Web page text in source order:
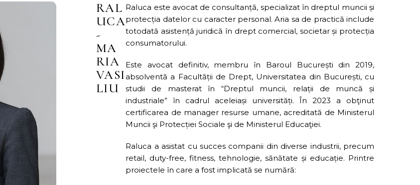
RAL
UCA
-
MA
RIA
VASI
LIU
Raluca este avocat de consultanță, specializat în dreptul muncii și
protecția datelor cu caracter personal. Aria sa de practică include
totodată asistență juridică în drept comercial, societar și protecția
consumatorului.
Este avocat definitiv, membru în Baroul București din 2019,
absolventă a Facultății de Drept, Universitatea din București, cu
studii de masterat în “Dreptul muncii, relații de muncă și
industriale” în cadrul aceleiași universități. În 2023 a obţinut
certificarea de manager resurse umane, acreditată de Ministerul
Muncii şi Protecției Sociale şi de Ministerul Educaţiei.
Raluca a asistat cu succes companii din diverse industrii, precum
retail, duty-free, fitness, tehnologie, sănătate și educație. Printre
proiectele în care a fost implicată se numără: